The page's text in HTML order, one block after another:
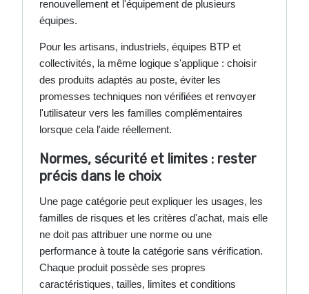
renouvellement et l'équipement de plusieurs
équipes.
Pour les artisans, industriels, équipes BTP et
collectivités, la même logique s'applique : choisir
des produits adaptés au poste, éviter les
promesses techniques non vérifiées et renvoyer
l'utilisateur vers les familles complémentaires
lorsque cela l'aide réellement.
Normes, sécurité et limites : rester
précis dans le choix
Une page catégorie peut expliquer les usages, les
familles de risques et les critères d'achat, mais elle
ne doit pas attribuer une norme ou une
performance à toute la catégorie sans vérification.
Chaque produit possède ses propres
caractéristiques, tailles, limites et conditions